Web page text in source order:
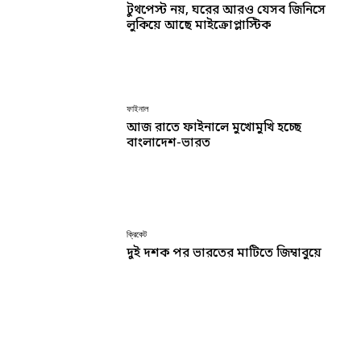
টুথপেস্ট নয়, ঘরের আরও যেসব জিনিসে
লুকিয়ে আছে মাইক্রোপ্লাস্টিক
ফাইনাল
আজ রাতে ফাইনালে মুখোমুখি হচ্ছে
বাংলাদেশ-ভারত
ক্রিকেট
দুই দশক পর ভারতের মাটিতে জিম্বাবুয়ে